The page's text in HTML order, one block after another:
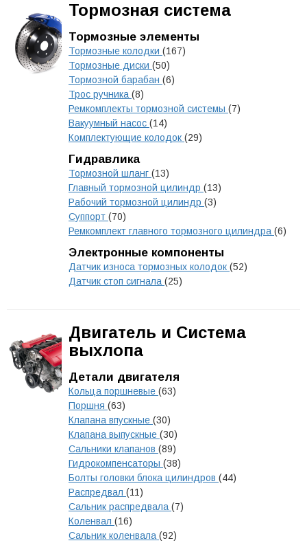
Тормозная система
Тормозные элементы
Тормозные колодки (167)
Тормозные диски (50)
Тормозной барабан (6)
Трос ручника (8)
Ремкомплекты тормозной системы (7)
Вакуумный насос (14)
Комплектующие колодок (29)
Гидравлика
Тормозной шланг (13)
Главный тормозной цилиндр (13)
Рабочий тормозной цилиндр (3)
Суппорт (70)
Ремкомплект главного тормозного цилиндра (6)
Электронные компоненты
Датчик износа тормозных колодок (52)
Датчик стоп сигнала (25)
Двигатель и Система
выхлопа
Детали двигателя
Кольца поршневые (63)
Поршня (63)
Клапана впускные (30)
Клапана выпускные (30)
Сальники клапанов (89)
Гидрокомпенсаторы (38)
Болты головки блока цилиндров (44)
Распредвал (11)
Сальник распредвала (7)
Коленвал (16)
Сальник коленвала (92)